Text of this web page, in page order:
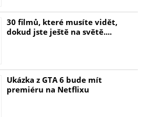
přispíváte na podporu
Moravce. Ochráníte nejen
prostředí. Naše produkty
z recyklovaného papíru, aby
30 filmů, které musíte vidět,
dokud jste ještě na světě....
Ukázka z GTA 6 bude mít
premiéru na Netflixu